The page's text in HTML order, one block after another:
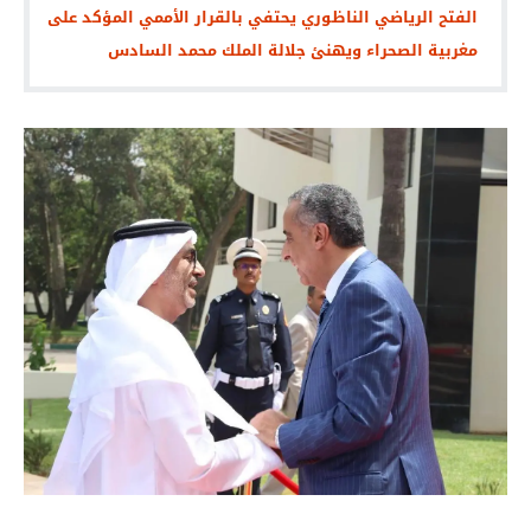
الفتح الرياضي الناظوري يحتفي بالقرار الأممي المؤكد على
مغربية الصحراء ويهنئ جلالة الملك محمد السادس